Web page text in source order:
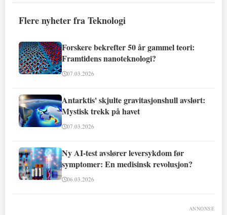
Flere nyheter fra Teknologi
Forskere bekrefter 50 år gammel teori:
Framtidens nanoteknologi?
07.03.2026
Antarktis' skjulte gravitasjonshull avslørt:
Mystisk trekk på havet
07.03.2026
Ny AI-test avslører leversykdom før
symptomer: En medisinsk revolusjon?
06.03.2026
ANNONSE